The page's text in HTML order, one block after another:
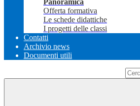
Panoramica
Offerta formativa
Le schede didattiche
I progetti delle classi
Contatti
Archivio news
Documenti utili